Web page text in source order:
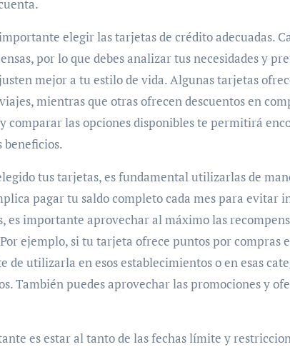
elegir las tarjetas de crédito adecuadas.
por lo que debes analizar tus necesidades y
mejor a tu estilo de vida. Algunas tarjetas
mientras que otras ofrecen descuentos en
comparar las opciones disponibles te permitirá
beneficios.
tus tarjetas, es fundamental utilizarlas de
pagar tu saldo completo cada mes para evitar
es importante aprovechar al máximo las
ejemplo, si tu tarjeta ofrece puntos por compras
de utilizarla en esos establecimientos o en esas
También puedes aprovechar las promociones y
es estar al tanto de las fechas límite y